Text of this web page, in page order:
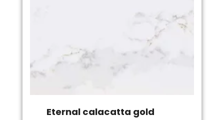
Eternal calacatta gold